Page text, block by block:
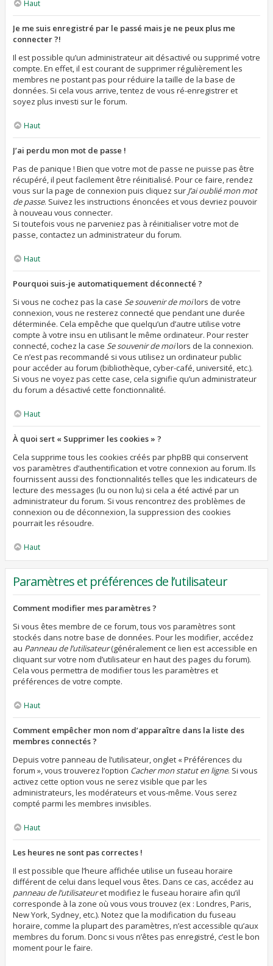
Haut
Je me suis enregistré par le passé mais je ne peux plus me
connecter ?!
Il est possible qu’un administrateur ait désactivé ou supprimé votre
compte. En effet, il est courant de supprimer régulièrement les
membres ne postant pas pour réduire la taille de la base de
données. Si cela vous arrive, tentez de vous ré-enregistrer et
soyez plus investi sur le forum.
Haut
J’ai perdu mon mot de passe !
Pas de panique ! Bien que votre mot de passe ne puisse pas être
récupéré, il peut facilement être réinitialisé. Pour ce faire, rendez
vous sur la page de connexion puis cliquez sur J’ai oublié mon mot
de passe. Suivez les instructions énoncées et vous devriez pouvoir
à nouveau vous connecter.
Si toutefois vous ne parveniez pas à réinitialiser votre mot de
passe, contactez un administrateur du forum.
Haut
Pourquoi suis-je automatiquement déconnecté ?
Si vous ne cochez pas la case Se souvenir de moilors de votre
connexion, vous ne resterez connecté que pendant une durée
déterminée. Cela empêche que quelqu’un d’autre utilise votre
compte à votre insu en utilisant le même ordinateur. Pour rester
connecté, cochez la case Se souvenir de moilors de la connexion.
Ce n’est pas recommandé si vous utilisez un ordinateur public
pour accéder au forum (bibliothèque, cyber-café, université, etc.).
Si vous ne voyez pas cette case, cela signifie qu’un administrateur
du forum a désactivé cette fonctionnalité.
Haut
À quoi sert « Supprimer les cookies » ?
Cela supprime tous les cookies créés par phpBB qui conservent
vos paramètres d’authentification et votre connexion au forum. Ils
fournissent aussi des fonctionnalités telles que les indicateurs de
lecture des messages (lu ou non lu) si cela a été activé par un
administrateur du forum. Si vous rencontrez des problèmes de
connexion ou de déconnexion, la suppression des cookies
pourrait les résoudre.
Haut
Paramètres et préférences de l’utilisateur
Comment modifier mes paramètres ?
Si vous êtes membre de ce forum, tous vos paramètres sont
stockés dans notre base de données. Pour les modifier, accédez
au Panneau de l’utilisateur(généralement ce lien est accessible en
cliquant sur votre nom d’utilisateur en haut des pages du forum).
Cela vous permettra de modifier tous les paramètres et
préférences de votre compte.
Haut
Comment empêcher mon nom d’apparaître dans la liste des
membres connectés ?
Depuis votre panneau de l’utilisateur, onglet « Préférences du
forum », vous trouverez l’option Cacher mon statut en ligne. Si vous
activez cette option vous ne serez visible que par les
administrateurs, les modérateurs et vous-même. Vous serez
compté parmi les membres invisibles.
Haut
Les heures ne sont pas correctes !
Il est possible que l’heure affichée utilise un fuseau horaire
différent de celui dans lequel vous êtes. Dans ce cas, accédez au
panneau de l’utilisateuret modifiez le fuseau horaire afin qu’il
corresponde à la zone où vous vous trouvez (ex : Londres, Paris,
New York, Sydney, etc.). Notez que la modification du fuseau
horaire, comme la plupart des paramètres, n’est accessible qu’aux
membres du forum. Donc si vous n’êtes pas enregistré, c’est le bon
moment pour le faire.